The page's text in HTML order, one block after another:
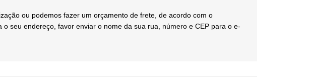
ou podemos fazer um orçamento de frete, de acordo com o
seu endereço, favor enviar o nome da sua rua, número e CEP para o e-